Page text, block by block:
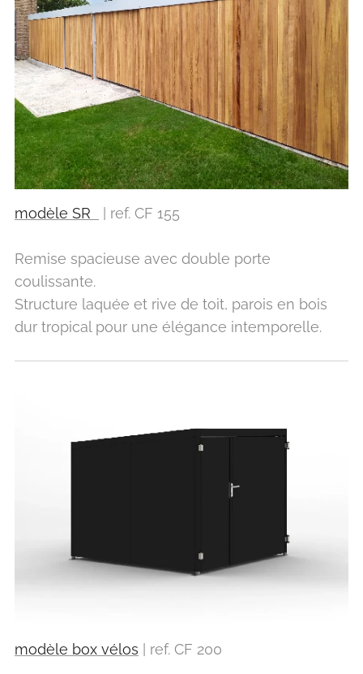
modèle SR | ref. CF 155
Remise spacieuse avec double porte
coulissante.
Structure laquée et rive de toit, parois en bois
dur tropical pour une élégance intemporelle.
modèle box vélos | ref. CF 200